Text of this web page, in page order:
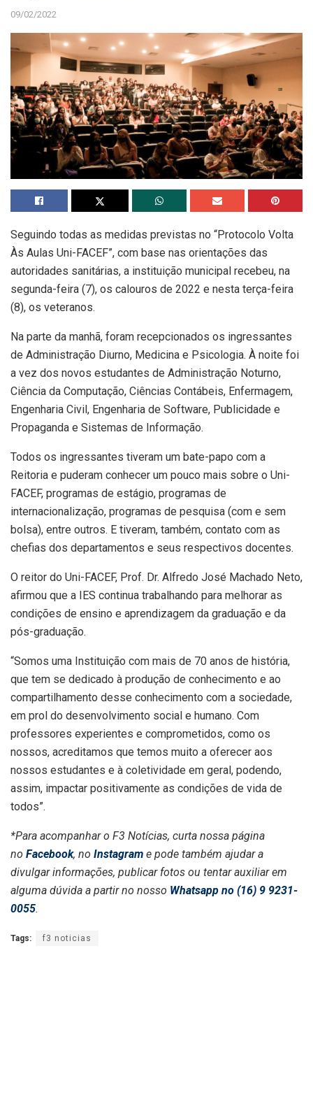
09/02/2022
Seguindo todas as medidas previstas no “Protocolo Volta
Às Aulas Uni-FACEF”, com base nas orientações das
autoridades sanitárias, a instituição municipal recebeu, na
segunda-feira (7), os calouros de 2022 e nesta terça-feira
(8), os veteranos.
Na parte da manhã, foram recepcionados os ingressantes
de Administração Diurno, Medicina e Psicologia. À noite foi
a vez dos novos estudantes de Administração Noturno,
Ciência da Computação, Ciências Contábeis, Enfermagem,
Engenharia Civil, Engenharia de Software, Publicidade e
Propaganda e Sistemas de Informação.
Todos os ingressantes tiveram um bate-papo com a
Reitoria e puderam conhecer um pouco mais sobre o Uni-
FACEF, programas de estágio, programas de
internacionalização, programas de pesquisa (com e sem
bolsa), entre outros. E tiveram, também, contato com as
chefias dos departamentos e seus respectivos docentes.
O reitor do Uni-FACEF, Prof. Dr. Alfredo José Machado Neto,
afirmou que a IES continua trabalhando para melhorar as
condições de ensino e aprendizagem da graduação e da
pós-graduação.
“Somos uma Instituição com mais de 70 anos de história,
que tem se dedicado à produção de conhecimento e ao
compartilhamento desse conhecimento com a sociedade,
em prol do desenvolvimento social e humano. Com
professores experientes e comprometidos, como os
nossos, acreditamos que temos muito a oferecer aos
nossos estudantes e à coletividade em geral, podendo,
assim, impactar positivamente as condições de vida de
todos”.
*Para acompanhar o F3 Notícias, curta nossa página
no Facebook, no Instagram e pode também ajudar a
divulgar informações, publicar fotos ou tentar auxiliar em
alguma dúvida a partir no nosso Whatsapp no (16) 9 9231-
0055.
Tags: f3 noticias